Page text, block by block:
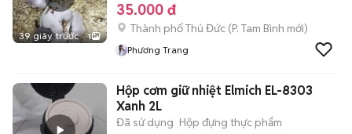
39 giây trước 1
35.000 đ
Thành phố Thủ Đức (P. Tam Bình mới)
Phương Trang
Hộp cơm giữ nhiệt Elmich EL-8303
Xanh 2L
Đã sử dụng Hộp đựng thực phẩm